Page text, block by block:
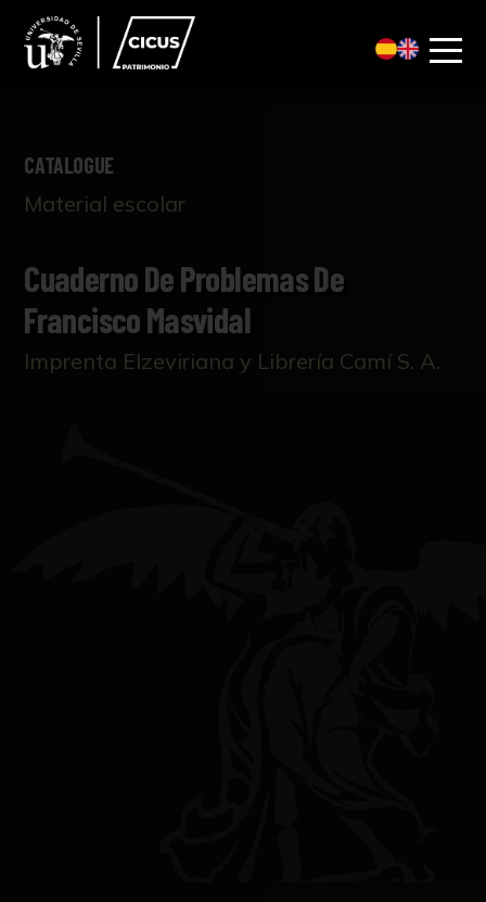
CATALOGUE
Material escolar
Cuaderno De Problemas De
Francisco Masvidal
Imprenta Elzeviriana y Librería Camí S. A.